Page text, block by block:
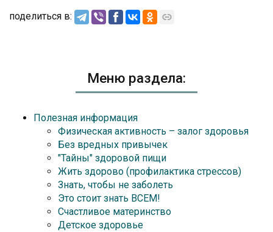
поделиться в:
Меню раздела:
Полезная информация
Физическая активность – залог здоровья
Без вредных привычек
"Тайны" здоровой пищи
Жить здорово (профилактика стрессов)
Знать, чтобы не заболеть
Это стоит знать ВСЕМ!
Счастливое материнство
Детское здоровье